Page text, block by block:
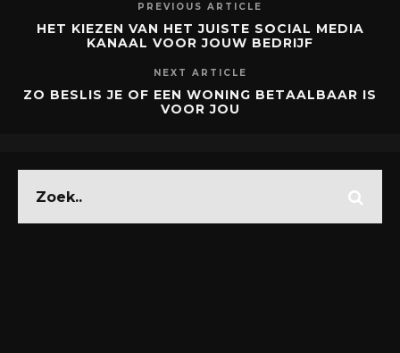
PREVIOUS ARTICLE
HET KIEZEN VAN HET JUISTE SOCIAL MEDIA
KANAAL VOOR JOUW BEDRIJF
NEXT ARTICLE
ZO BESLIS JE OF EEN WONING BETAALBAAR IS
VOOR JOU